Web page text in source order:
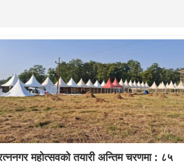
महोत्सवको तयारी अन्तिम चरणमा : ८५